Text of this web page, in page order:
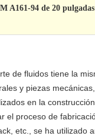
A161-94 de 20
de fluidos tiene la
y piezas
en la
el proceso de
etc., se ha utilizado